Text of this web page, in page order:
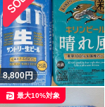
8,800円
最大10%対象